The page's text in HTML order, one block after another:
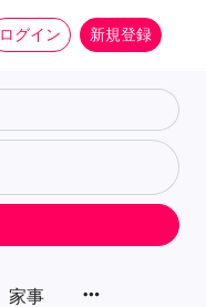
ログイン 新規登録
家事 more_horiz